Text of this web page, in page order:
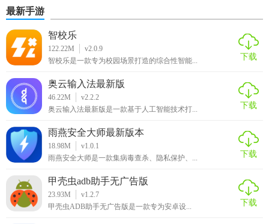
C、每日定时更新精品商品，件件都是最新最火爆的商品；
【小帮返利app测评】
效的，有兴趣的朋友可以来试试。
2、超多好物都能任你下手购买，价格、质量都是顶尖的，买
到绝对就是赚到。
3、佣金可以轻松赚取并且提取，为更多朋友带来网赚福利，
快点行动不要错过了“小帮返利”！
最新手游
智校乐
122.22M
v2.0.9
智校乐是一款专为校园场景打造的综合性智能...
下载
奥云输入法最新版
46.22M
v2.2.2
奥云输入法最新版是一款基于人工智能技术打...
下载
雨燕安全大师最新版本
18.98M
v1.0.1
雨燕安全大师是一款集病毒查杀、隐私保护、...
下载
甲壳虫adb助手无广告版
23.93M
v1.2.7
甲壳虫ADB助手无广告版是一款专为安卓设...
下载